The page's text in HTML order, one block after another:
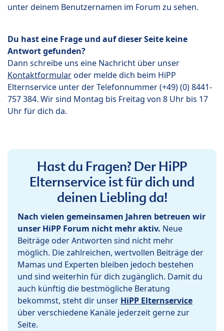
unter deinem Benutzernamen im Forum zu sehen.
Du hast eine Frage und auf dieser Seite keine
Antwort gefunden?
Dann schreibe uns eine Nachricht über unser
Kontaktformularoder melde dich beim HiPP
Elternservice unter der Telefonnummer (+49) (0) 8441-
757 384. Wir sind Montag bis Freitag von 8 Uhr bis 17
Uhr für dich da.
Hast du Fragen? Der HiPP
Elternservice ist für dich und
deinen Liebling da!
Nach vielen gemeinsamen Jahren betreuen wir
unser HiPP Forum nicht mehr aktiv. Neue
Beiträge oder Antworten sind nicht mehr
möglich. Die zahlreichen, wertvollen Beiträge der
Mamas und Experten bleiben jedoch bestehen
und sind weiterhin für dich zugänglich. Damit du
auch künftig die bestmögliche Beratung
bekommst, steht dir unser HiPP Elternservice
über verschiedene Kanäle jederzeit gerne zur
Seite.